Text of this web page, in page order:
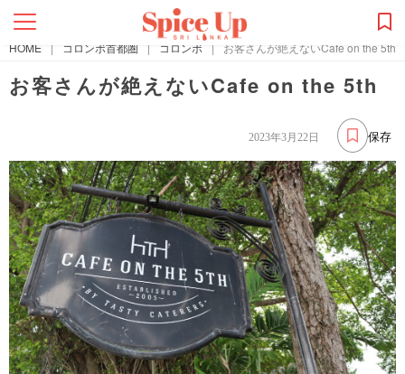
HOME | コロンボ首都圏 | コロンボ | お客さんが絶えないCafe on the 5th
お客さんが絶えないCafe on the 5th
保存
2023年3月22日